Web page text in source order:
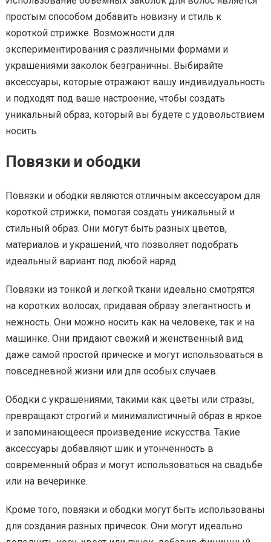
простым способом добавить новизну и стиль к
короткой стрижке. Возможности для
экспериментирования с различными формами и
украшениями заколок безграничны. Выбирайте
аксессуары, которые отражают вашу индивидуальность
и подходят под ваше настроение, чтобы создать
уникальный образ, который вы будете с удовольствием
носить.
Повязки и ободки
Повязки и ободки являются отличным аксессуаром для
короткой стрижки, помогая создать уникальный и
стильный образ. Они могут быть разных цветов,
материалов и украшений, что позволяет подобрать
идеальный вариант под любой наряд.
Повязки из тонкой и легкой ткани идеально смотрятся
на коротких волосах, придавая образу элегантность и
нежность. Они можно носить как на человеке, так и на
машинке. Они придают свежий и женственный вид
даже самой простой прическе и могут использоваться в
повседневной жизни или для особых случаев.
Ободки с украшениями, такими как цветы или стразы,
превращают строгий и минималистичный образ в яркое
и запоминающееся произведение искусства. Такие
аксессуары добавляют шик и утонченность в
современный образ и могут использоваться на свадьбе
или на вечеринке.
Кроме того, повязки и ободки могут быть использованы
для создания разных причесок. Они могут идеально